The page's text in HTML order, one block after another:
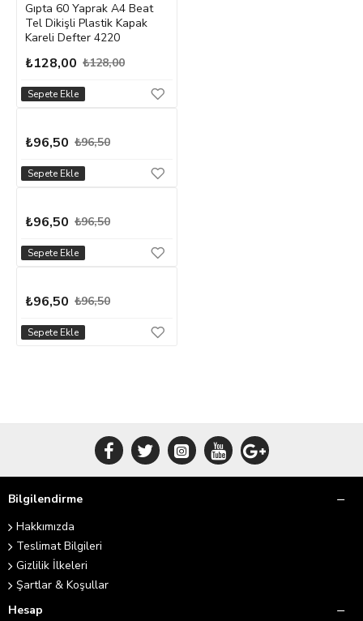
Gıpta 60 Yaprak A4 Beat
Tel Dikişli Plastik Kapak
Kareli Defter 4220
₺128,00 ₺128,00
Sepete Ekle
₺96,50 ₺96,50
Sepete Ekle
₺96,50 ₺96,50
Sepete Ekle
₺96,50 ₺96,50
Sepete Ekle
Bilgilendirme
Hakkımızda
Teslimat Bilgileri
Gizlilik İlkeleri
Şartlar & Koşullar
Hesap